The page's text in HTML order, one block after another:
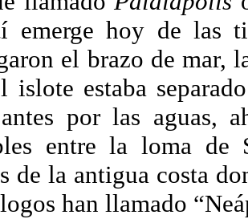
emerge hoy de las
el brazo de mar,
islote estaba
antes por las aguas,
entre la loma
de la antigua costa
han llamado